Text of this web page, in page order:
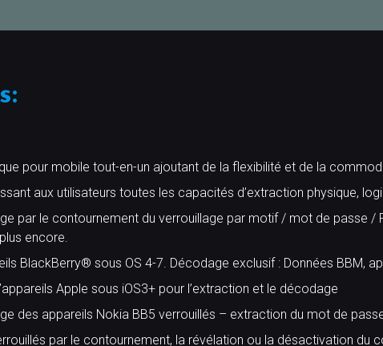
pour mobile tout-en-un ajoutant de la flexibilité et de la
aux utilisateurs toutes les capacités d’extraction physique,
par le contournement du verrouillage par motif / mot de passe /
encore.
BlackBerry® sous OS 4-7. Décodage exclusif : Données BBM,
Apple sous iOS3+ pour l’extraction et le décodage
des appareils Nokia BB5 verrouillés – extraction du mot de
par le contournement, la révélation ou la désactivation du